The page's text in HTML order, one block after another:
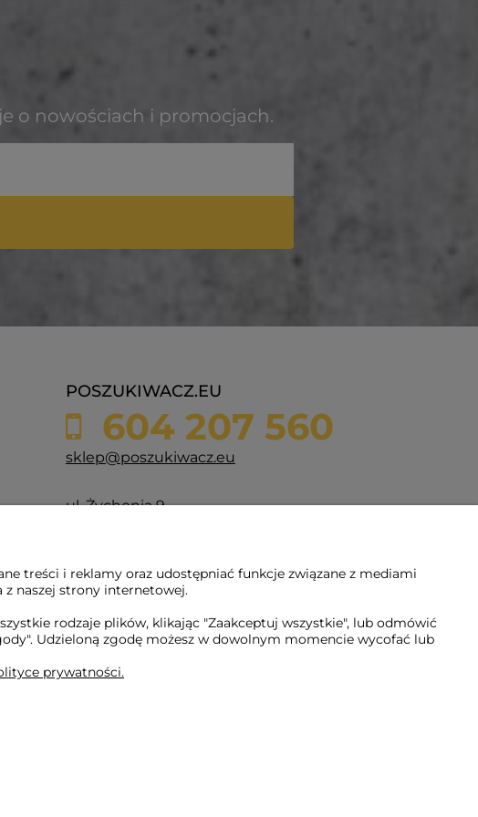
o nowościach i promocjach.
POSZUKIWACZ.EU
604 207 560
sklep@poszukiwacz.eu
ul. Żychonia 9,
NIP: 5882358633
REGON: 221079690
treści i reklamy oraz udostępniać funkcje związane z mediami
naszej strony internetowej.
rodzaje plików, klikając "Zaakceptuj wszystkie", lub odmówić
Udzieloną zgodę możesz w dowolnym momencie wycofać lub
prywatności.